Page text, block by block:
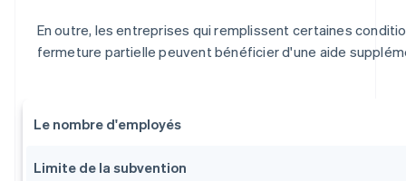
En outre, les entreprises qui remplissent certaines
fermeture partielle peuvent bénéficier d'une aide
Le nombre d'employés
Limite de la subvention